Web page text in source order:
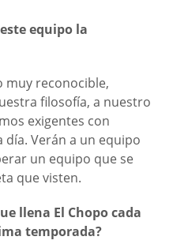
equipo la
muy reconocible,
filosofía, a nuestro
exigentes con
Verán a un equipo
un equipo que se
que visten.
llena El Chopo cada
temporada?